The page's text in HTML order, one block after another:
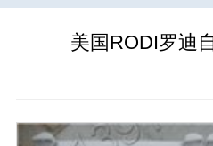
美国RODI罗迪